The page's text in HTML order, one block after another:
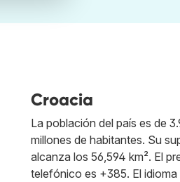
Croacia
La población del país es de
millones de habitantes. Su
alcanza los 56,594 km². El
telefónico es +385. El idioma